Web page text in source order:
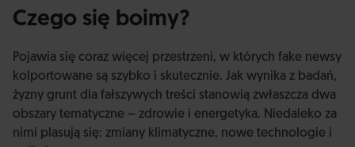
Czego się boimy?
Pojawia się coraz więcej przestrzeni, w których fake newsy
kolportowane są szybko i skutecznie. Jak wynika z badań,
żyzny grunt dla fałszywych treści stanowią zwłaszcza dwa
obszary tematyczne – zdrowie i energetyka. Niedaleko za
nimi plasują się: zmiany klimatyczne, nowe technologie i